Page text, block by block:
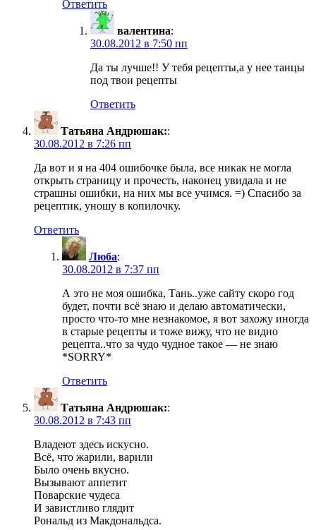
Ответить
валентина:
30.08.2012 в 7:50 пп
Да ты лучше!! У тебя рецепты,а у нее танцы
под твои рецепты
Ответить
Татьяна Андрюшак::
30.08.2012 в 7:26 пп
Да вот и я на 404 ошибочке была, все никак не могла
открыть страницу и прочесть, наконец увидала и не
страшны ошибки, на них мы все учимся. =) Спасибо за
рецептик, уношу в копилочку.
Ответить
Люба:
30.08.2012 в 7:37 пп
А это не моя ошибка, Тань..уже сайту скоро год
будет, почти всё знаю и делаю автоматически,
просто что-то мне незнакомое, я вот захожу иногда
в старые рецепты и тоже вижу, что не видно
рецепта..что за чудо чудное такое — не знаю
*SORRY*
Ответить
Татьяна Андрюшак::
30.08.2012 в 7:43 пп
Владеют здесь искусно.
Всё, что жарили, варили
Было очень вкусно.
Вызывают аппетит
Поварские чудеса
И завистливо глядит
Рональд из Макдональдса.